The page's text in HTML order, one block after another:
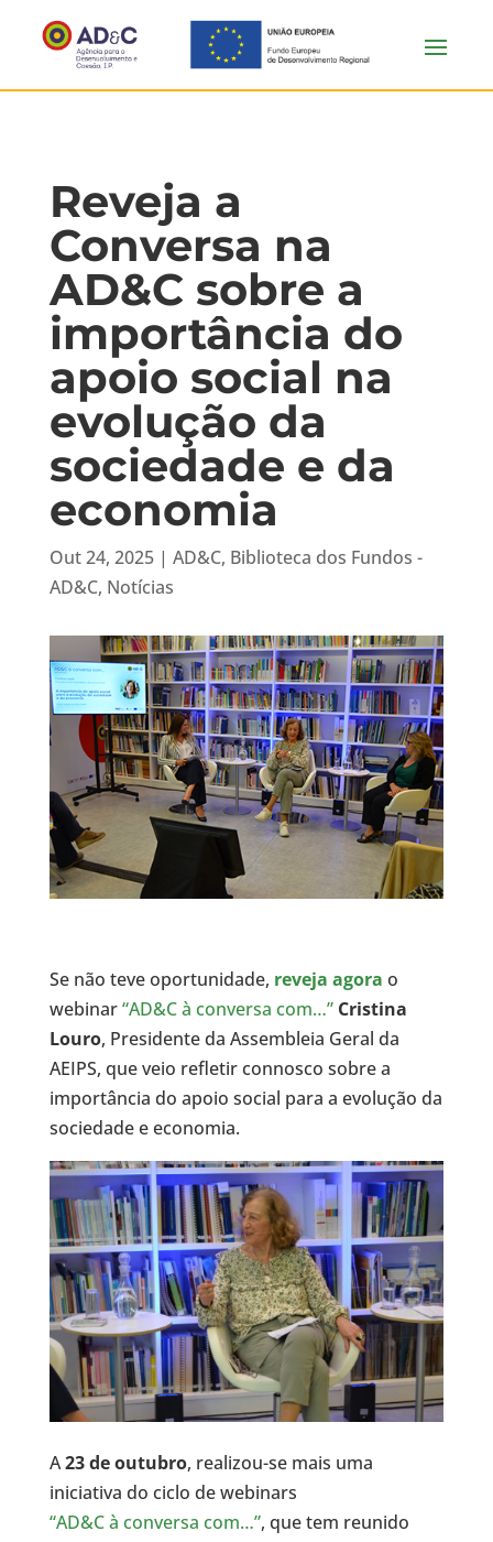
Reveja a
Conversa na
AD&C sobre a
importância do
apoio social na
evolução da
sociedade e da
economia
Out 24, 2025| AD&C, Biblioteca dos Fundos -
AD&C, Notícias
Se não teve oportunidade, reveja agora o
webinar“AD&C à conversa com…”Cristina
Louro, Presidente da Assembleia Geral da
AEIPS, que veio refletir connosco sobre a
importância do apoio social para a evolução da
sociedade e economia.
A23 de outubro, realizou-se mais uma
iniciativa do ciclo de webinars
“AD&C à conversa com…”, que tem reunido